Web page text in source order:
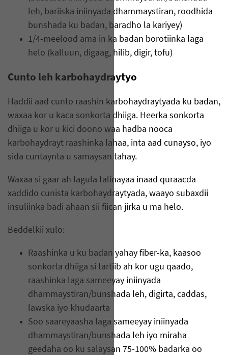
leh, bariiska iniinyada dhammaystiran, roodhida
bunshada ku badan, baradho la kariyey)
1/4-meelood ama in ka badan borotiinka laga
helo (kalluun, digaag, hilib, digir, tofu)
Cunto leh karbohaydraytyo
Haddii aad cunto raashin karbohaydraytyada ku badan,
waxaa kor u kaca sonkorta dhiiga. Heerka sonkorta
dhiiga u kor u kici doono waa hadba nooca
karbohaydrayt raashinka lahaa, inta aad cunayso, iyo
sida cuntaynta u samaysan tahay.
Waxaa si gaar ah lagula talinayaa inaad quraacda
xaddido cunista karbohaydraytyada, waayo subaxdii
insuliinka badi ahaan sii fiican jirka u ma helo.
Beddelkii xulo:
Raashinka u ku badan yahay fiber-ka, kaasoo
sonkorta dhiiga si tartiib ah kor ugu qaado,
raashinka laga sameeyay iniinyada
dhammaystiran/bunshada leh, digirta, caddas,
lawska iyo khudaarta
Soo saareyaasha laga sameeyay iniinyada
dhammaystiran/bunshada leh iyo miraha
geedaha oo ku salaysan 75-100% badarka oo